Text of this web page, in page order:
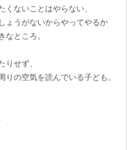
ないことはやらない、
ょうがないからやってやるか
ところ。
せず、
の空気を読んでいる子ども。